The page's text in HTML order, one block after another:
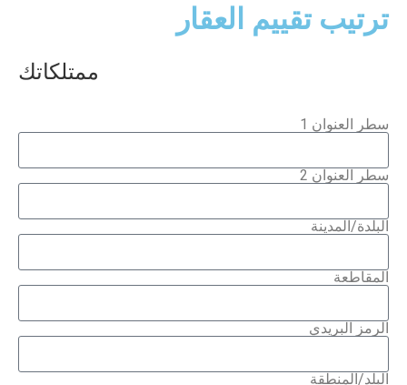
ترتيب تقييم العقار
ممتلكاتك
سطر العنوان 1
سطر العنوان 2
البلدة/المدينة
المقاطعة
الرمز البريدي
البلد/المنطقة